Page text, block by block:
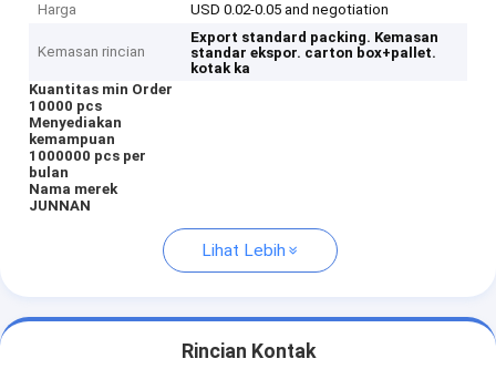
Harga
USD 0.02-0.05 and negotiation
Kemasan rincian
Export standard packing. Kemasan
standar ekspor. carton box+pallet.
kotak ka
Kuantitas min Order
10000 pcs
Menyediakan
kemampuan
1000000 pcs per
bulan
Nama merek
JUNNAN
Lihat Lebih
Rincian Kontak